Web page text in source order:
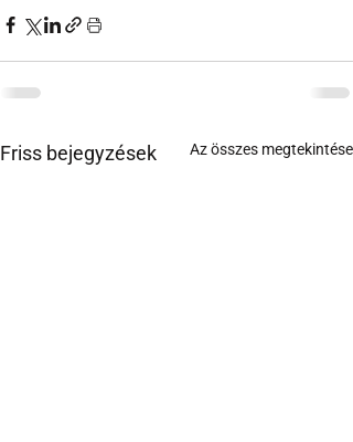
Friss bejegyzések Az összes megtekintése